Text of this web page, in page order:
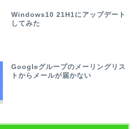
Windows10 21H1にアップデート
してみた
Googleグループのメーリングリス
トからメールが届かない